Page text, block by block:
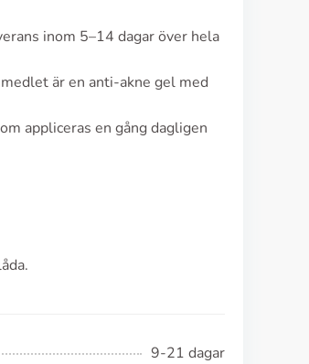
inom 5–14 dagar över hela
är en anti-akne gel med
appliceras en gång dagligen
9-21 dagar